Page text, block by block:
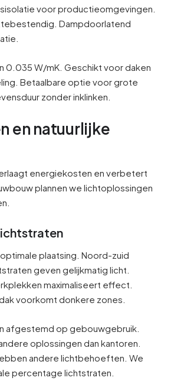
voor productieomgevingen.
Dampdoorlatend
0.035 W/mK. Geschikt voor daken
Betaalbare optie voor grote
zonder inklinken.
en natuurlijke
energiekosten en verbetert
plannen we lichtoplossingen
plaatsing. Noord-zuid
geven gelijkmatig licht.
maximaliseert effect.
voorkomt donkere zones.
afgestemd op gebouwgebruik.
oplossingen dan kantoren.
andere lichtbehoeften. We
percentage lichtstraten.